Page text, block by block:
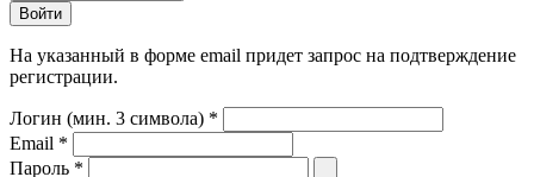
На указанный в форме email придет запрос на подтверждение
регистрации.
Логин (мин. 3 символа) *
Email *
Пароль *